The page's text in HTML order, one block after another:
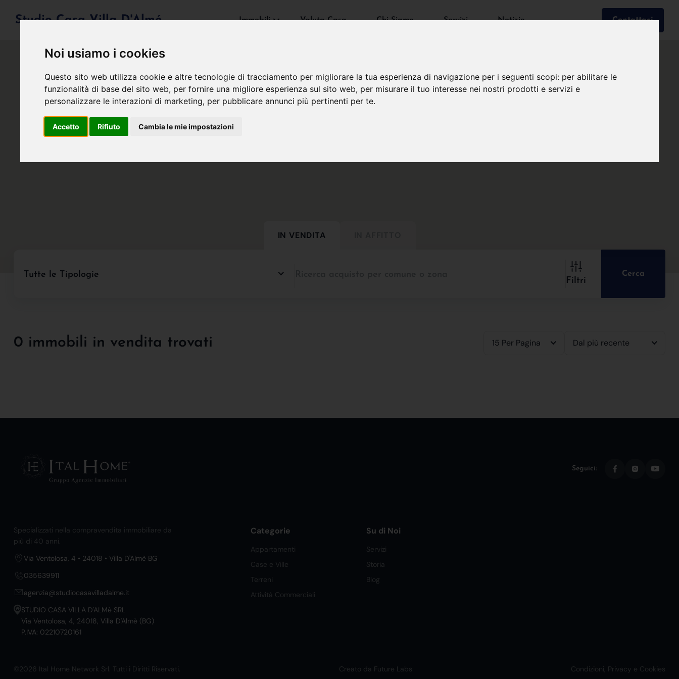
Noi usiamo i cookies
Questo sito web utilizza cookie e altre tecnologie di tracciamento per migliorare la tua esperienza di navigazione per i seguenti scopi: per abilitare le
funzionalità di base del sito web, per fornire una migliore esperienza sul sito web, per misurare il tuo interesse nei nostri prodotti e servizi e
personalizzare le interazioni di marketing, per pubblicare annunci più pertinenti per te.
Accetto Rifiuto Cambia le mie impostazioni
Studio Casa Villa D'Almé Immobili Valuta Casa Chi Siamo Servizi Notizie Contattaci
IN VENDITA
Tutte le Tipologie
Filtri
Cerca
0 immobili in vendita trovati 15 Per Pagina Dal più recente
Seguici:
Specializzati nella compravendita immobiliare da
più di 40 anni.
Via Ventolosa, 4 • 24018 • Villa D'Almè BG
035639911
agenzia@studiocasavilladalme.it
STUDIO CASA VILLA D'ALMè SRL
Via Ventolosa, 4, 24018, Villa D'Almè (BG)
P.IVA: 02210720161
Categorie
Appartamenti
Case e Ville
Terreni
Attività Commerciali
Su di Noi
Servizi
Storia
Blog
©2026 Ital Home Network Srl. Tutti i Diritti Riservati. Creato da Future Labs Condizioni, Privacy e Cookies